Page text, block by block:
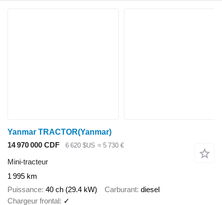
Yanmar TRACTOR(Yanmar)
14 970 000 CDF
6 620 $US ≈ 5 730 €
Mini-tracteur
1 995 km
Puissance 40 ch (29.4 kW) Carburant diesel
Chargeur frontal ✓